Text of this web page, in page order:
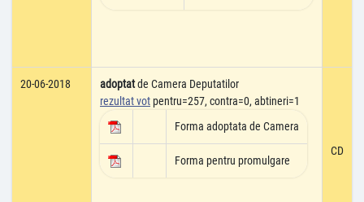
20-06-2018 adoptatde Camera Deputatilor
rezultat vot pentru=257, contra=0, abtineri=1
Forma adoptata de Camera
Forma pentru promulgare
CD